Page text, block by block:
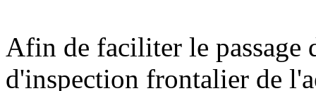
Afin de faciliter le passage
d'inspection frontalier de